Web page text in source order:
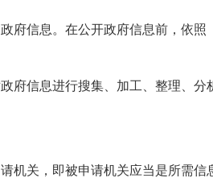
信息。在公开政府信息前，依照
府信息进行搜集、加工、整理、
机关，即被申请机关应当是所需